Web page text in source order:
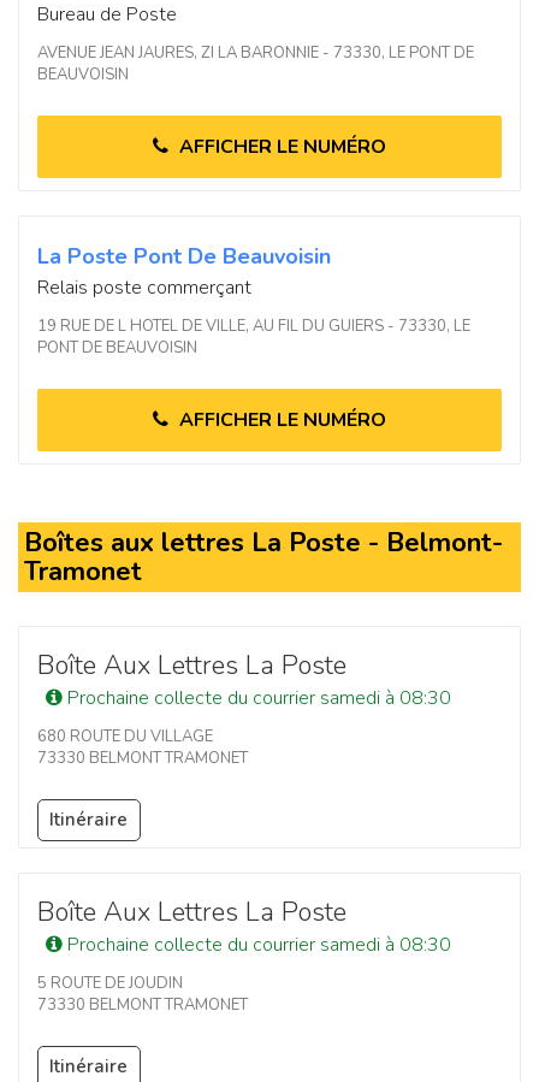
Bureau de Poste
AVENUE JEAN JAURES, ZI LA BARONNIE - 73330, LE PONT DE
BEAUVOISIN
AFFICHER LE NUMÉRO
La Poste Pont De Beauvoisin
Relais poste commerçant
19 RUE DE L HOTEL DE VILLE, AU FIL DU GUIERS - 73330, LE
PONT DE BEAUVOISIN
AFFICHER LE NUMÉRO
Boîtes aux lettres La Poste - Belmont-
Tramonet
Boîte Aux Lettres La Poste
Prochaine collecte du courrier samedi à 08:30
680 ROUTE DU VILLAGE
73330 BELMONT TRAMONET
Itinéraire
Boîte Aux Lettres La Poste
Prochaine collecte du courrier samedi à 08:30
5 ROUTE DE JOUDIN
73330 BELMONT TRAMONET
Itinéraire